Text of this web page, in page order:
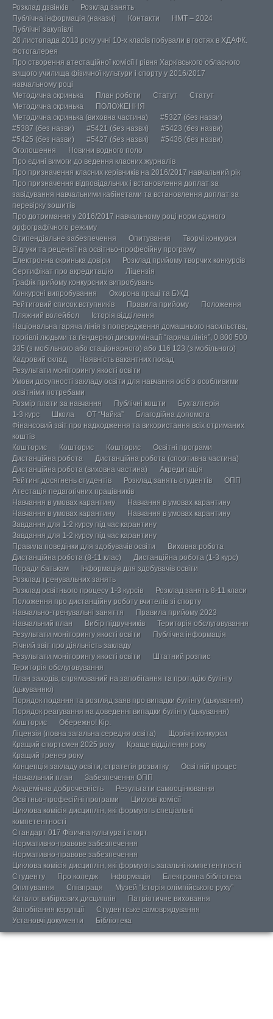
Розклад дзвінків
Розклад занять
Публічна інформація (накази)
Контакти
НМТ – 2024
Публічні закупівлі
20 листопада 2013 року учні 10-х класів побували в гостях в ХДАФК.
Фотогалерея
Про створення атестаційної комісії І рівня Харківського обласного
вищого училища фізичної культури і спорту у 2016/2017
навчальному році
Методична скринька
План роботи Статут
Статут
Методична скринька
ПОЛОЖЕННЯ
Методична скринька (виховна частина)
#5327 (без назви)
#5387 (без назви)
#5421 (без назви)
#5423 (без назви)
#5425 (без назви)
#5427 (без назви)
#5436 (без назви)
Оголошення
Новини водного поло
Про єдині вимоги до ведення класних журналів
Про призначення класних керівників на 2016/2017 навчальний рік
Про призначення відповідальних і встановлення доплат за
завідування навчальними кабінетами та встановлення доплат за
перевірку зошитів
Про дотримання у 2016/2017 навчальному році норм єдиного
орфографічного режиму
Стипендіальне забезпечення
Опитування
Творчі конкурси
Відгуки та рецензії на освітньо-професійну програму
Електронна скринька довіри
Розклад прийому творчих конкурсів
Сертифікат про акредитацію
Ліцензія
Графік прийому конкурсних випробувань
Конкурсні випробування
Охорона праці та БЖД
Рейтиговий список вступників
Правила прийому
Положення
Пляжний волейбол
Історія відділення
Національна гаряча лінія з попередження домашнього насильства,
торгівлі людьми та ґендерної дискримінації “гаряча лінія”, 0 800 500
335 (з мобільного або стаціонарного) або 116 123 (з мобільного)
Кадровий склад
Наявність вакантних посад
Результати моніторингу якості освіти
Умови досупності закладу освіти для навчання осіб з особливими
освітніми потребами
Розмір плати за навчання
Публічні кошти
Бухгалтерія
1-3 курс
Школа ОТ “Чайка”
Благодійна допомога
Фінансовий звіт про надходження та використання всіх отриманих
коштів
Кошторис
Кошторис Кошторис
Освітні програми
Дистанційна робота
Дистанційна робота (спортивна частина)
Дистанційна робота (виховна частина)
Акредитація
Рейтинг досягнень студентів
Розклад занять студентів
ОПП
Атестація педагогічних працівників
Навчання в умовах карантину
Навчання в умовах карантину
Навчання в умовах карантину
Навчання в умовах карантину
Завдання для 1-2 курсу під час карантину
Завдання для 1-2 курсу під час карантину
Правила поведінки для здобувачів освіти
Виховна робота
Дистанційна робота (8-11 клас)
Дистанційна робота (1-3 курс)
Поради батькам
Інформація для здобувачів освіти
Розклад тренувальних занять
Розклад освітнього процесу 1-3 курсів
Розклад занять 8-11 класи
Положення про дистанційну роботу вчителів зі спорту
Навчально-тренувальні заняття
Правила прийому 2023
Навчальний план
Вибір підручників
Територія обслуговування
Результати моніторингу якості освіти
Публічна інформація
Річний звіт про діяльність закладу
Результати моніторингу якості освіти
Штатний розпис
Територія обслуговування
План заходів, спрямований на запобігання та протидію булінгу
(цькуванню)
Порядок подання та розгляд заяв про випадки булінгу (цькування)
Порядок реагування на доведенні випадки булінгу (цькування)
Кошторис
Обережно! Кір.
Ліцензія (повна загальна середня освіта)
Щорічні конкурси
Кращий спортсмен 2025 року
Краще відділення року
Кращий тренер року
Концепція закладу освіти, стратегія розвитку
Освітній процес
Навчальний план
Забезпечення ОПП
Академічна доброчесність
Результати самооцінювання
Освітньо-професійні програми
Циклові комісії
Циклова комісія дисциплін, які формують спеціальні
компетентності
Стандарт 017 Фізична культура і спорт
Нормативно-правове забезпечення
Нормативно-правове забезпечення
Циклова комісія дисциплін, які формують загальні компетентності
Студенту
Про коледж Інформація
Електронна бібліотека
Опитування
Співпраця
Музей “Історія олімпійського руху”
Каталог вибіркових дисциплін
Патріотичне виховання
Запобігання корупції
Студентське самоврядування
Установчі документи
Бібліотека